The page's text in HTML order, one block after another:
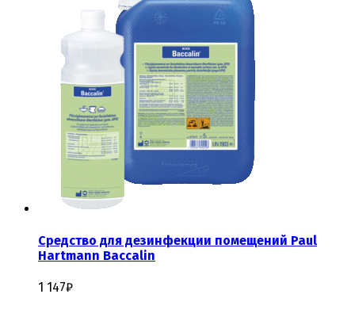
Средство для дезинфекции помещений Paul
Hartmann Baccalin
1 147₽